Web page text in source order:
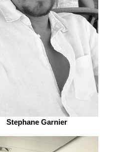
Stephane Garnier